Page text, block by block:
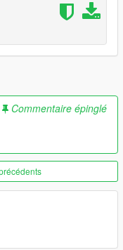
Commentaire épinglé